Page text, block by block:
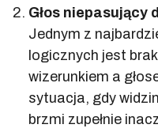
Głos niepasujący
Jednym z
logicznych jest
wizerunkiem a
sytuacja, gdy
brzmi zupełnie